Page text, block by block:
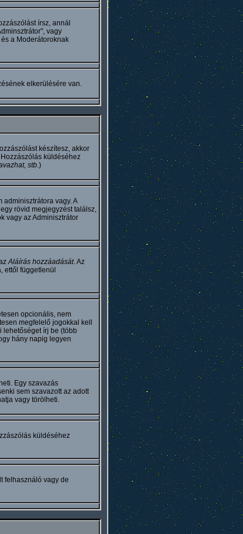
írsz, annál
vagy
a Moderátoroknak
elkerülésére van.
készítesz, akkor
küldéséhez
stb.)
vagy. A
rövid megjegyzést találsz,
vagy az Adminisztrátor
Aláírás hozzáadását. Az
ettől függetlenül
opcionális, nem
megfelelő jogokkal kell
lehetőséget írj be (több
hány napig legyen
Egy szavazás
sem szavazott az adott
vagy törölheti.
küldéséhez
felhasználó vagy de